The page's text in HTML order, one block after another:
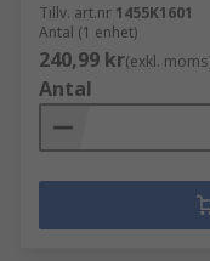
Tillv. art.nr 1455K1601
Antal (1 enhet)
240,99 kr(exkl.
Antal